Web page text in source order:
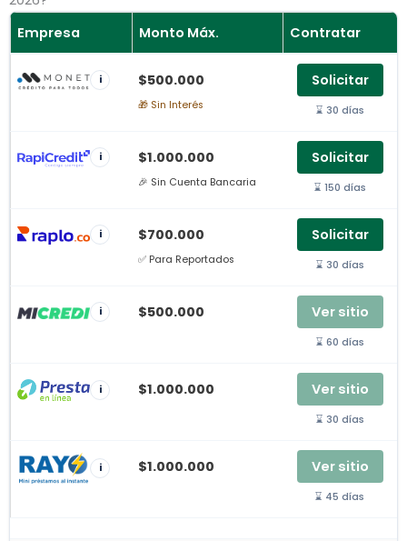
Empresa
Monto Máx. Contratar
i $500.000
🎁 Sin Interés
Solicitar
⌛ 30 días
i $1.000.000
🎉 Sin Cuenta Bancaria
Solicitar
⌛ 150 días
i $700.000
✅ Para Reportados
Solicitar
⌛ 30 días
i $500.000 Ver sitio
⌛ 60 días
i $1.000.000 Ver sitio
⌛ 30 días
i $1.000.000 Ver sitio
⌛ 45 días